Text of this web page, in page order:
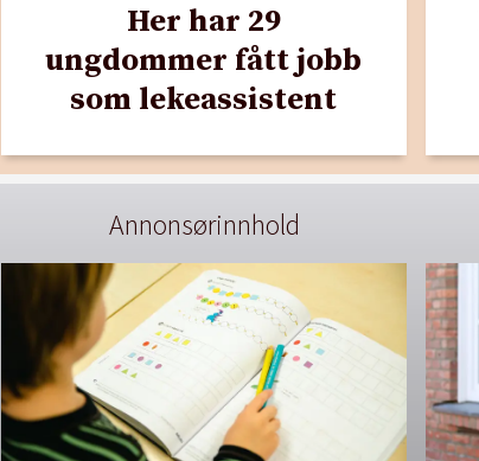
Her har 29
ungdommer fått jobb
som lekeassistent
Annonsørinnhold